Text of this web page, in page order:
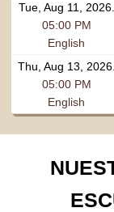
Tue, Aug 11, 2026.
05:00 PM
English
Thu, Aug 13, 2026.
05:00 PM
English